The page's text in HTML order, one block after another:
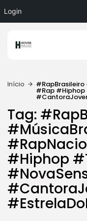
Login
Início
#Rap
Tag:
#Hiphop